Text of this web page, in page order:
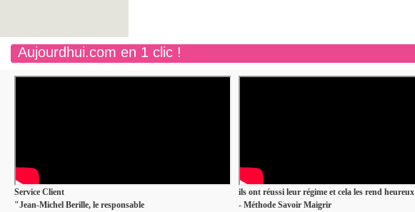
Aujourdhui.com en 1 clic !
Service Client
"Jean-Michel Berille, le responsable
ils ont réussi leur régime et cela les rend heureux
- Méthode Savoir Maigrir